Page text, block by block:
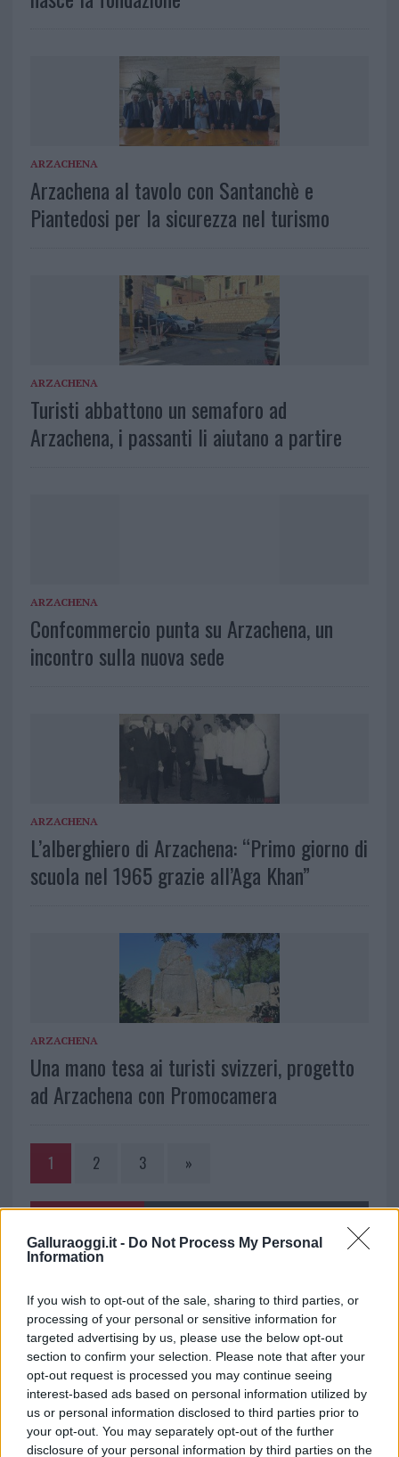
Galluraoggi.it - Do Not Process My Personal
Information
If you wish to opt-out of the sale, sharing to third parties, or
processing of your personal or sensitive information for
targeted advertising by us, please use the below opt-out
section to confirm your selection. Please note that after your
opt-out request is processed you may continue seeing
interest-based ads based on personal information utilized by
us or personal information disclosed to third parties prior to
your opt-out. You may separately opt-out of the further
disclosure of your personal information by third parties on the
ARZACHENA
Arzachena al tavolo con Santanchè e
Piantedosi per la sicurezza nel turismo
ARZACHENA
Turisti abbattono un semaforo ad
Arzachena, i passanti li aiutano a partire
ARZACHENA
Confcommercio punta su Arzachena, un
incontro sulla nuova sede
ARZACHENA
L’alberghiero di Arzachena: “Primo giorno di
scuola nel 1965 grazie all’Aga Khan”
ARZACHENA
Una mano tesa ai turisti svizzeri, progetto
ad Arzachena con Promocamera
1 2 3 »
bussano alle porte
Notre-Dame de Paris conquista Olbia, la prima
al Molo Brin è un successo
Strada Sassari-Olbia, incidente all’alba: ferito il